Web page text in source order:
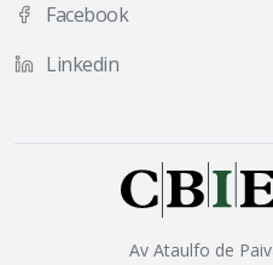
Facebook
Linkedin
Av Ataulfo de